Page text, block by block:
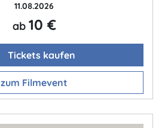
11.08.2026
ab 10 €
Tickets kaufen
zum Filmevent